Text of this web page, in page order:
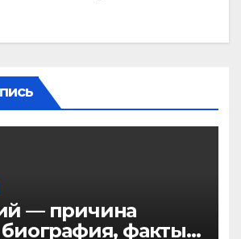
— причина
факты